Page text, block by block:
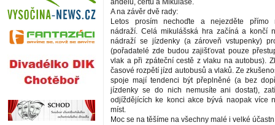
andělů, čertů a Mikuláše.
A na závěr dvě rady:
Letos prosím nechoďte a nejezděte přímo
nádraží. Celá mikulášská hra začíná a končí
nádraží se jízdenky (a zároveň vstupenky)
(pořadatelé zde budou zajišťovat pouze
vlak a při zpáteční cestě z vlaku na autobus).
časové rozpětí jízd autobusů a vlaků. Ze
spoje mají tendenci být přeplněné (a bez
jízdenky se do nich nemusíte ani dostat),
odjíždějících ke konci akce bývá naopak více
míst.
Moc se na těšíme na všechny malé i velké